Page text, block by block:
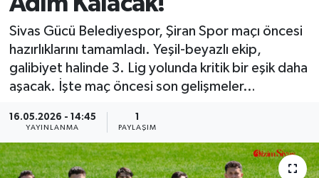
Sivas Gücü Belediyespor, Şiran Spor maçı öncesi
hazırlıklarını tamamladı. Yeşil-beyazlı ekip,
galibiyet halinde 3. Lig yolunda kritik bir eşik daha
aşacak. İşte maç öncesi son gelişmeler…
16.05.2026 - 14:45
YAYINLANMA
1
PAYLAŞIM
MAGAZİN
ÖZEL HABER
SAĞLIK
SİYASET